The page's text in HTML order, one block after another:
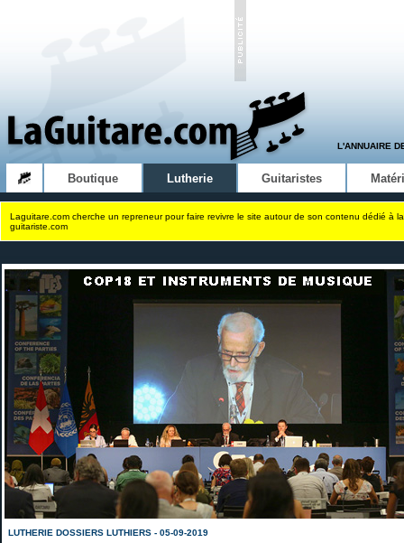
L'ANNUAIRE
Boutique Lutherie Guitaristes
Laguitare.com cherche un repreneur pour faire revivre le site autour de son contenu dédié à
guitariste.com
LUTHERIE DOSSIERS LUTHIERS - 05-09-2019